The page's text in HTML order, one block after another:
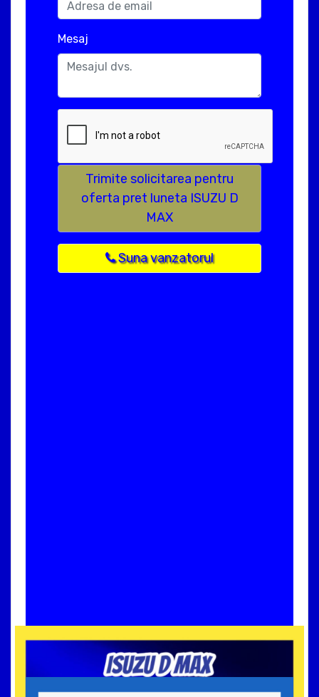
Mesaj
Trimite solicitarea pentru
oferta pret luneta ISUZU D
MAX
Suna vanzatorul